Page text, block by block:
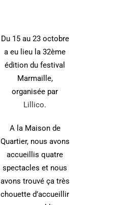
Du 15 au 23 octobre
a eu lieu la 32ème
édition du festival
Marmaille,
organisée par
Lillico.
A la Maison de
Quartier, nous avons
accueillis quatre
spectacles et nous
avons trouvé ça très
chouette d’accueillir